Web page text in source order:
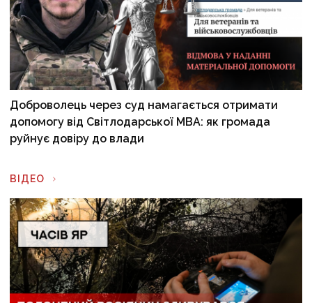
Доброволець через суд намагається отримати
допомогу від Світлодарської МВА: як громада
руйнує довіру до влади
ВІДЕО